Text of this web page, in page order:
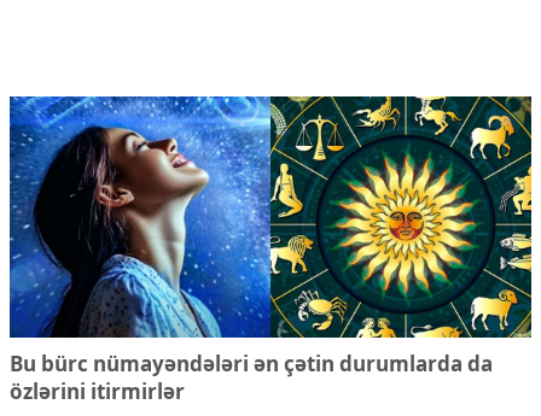
Bu bürc nümayəndələri ən çətin durumlarda da
özlərini itirmirlər